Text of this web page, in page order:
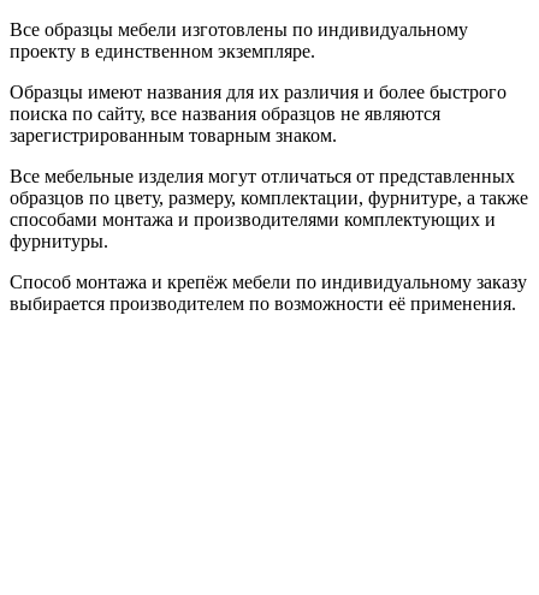
Все образцы мебели изготовлены по индивидуальному
проекту в единственном экземпляре.
Образцы имеют названия для их различия и более быстрого
поиска по сайту, все названия образцов не являются
зарегистрированным товарным знаком.
Все мебельные изделия могут отличаться от представленных
образцов по цвету, размеру, комплектации, фурнитуре, а также
способами монтажа и производителями комплектующих и
фурнитуры.
Способ монтажа и крепёж мебели по индивидуальному заказу
выбирается производителем по возможности её применения.